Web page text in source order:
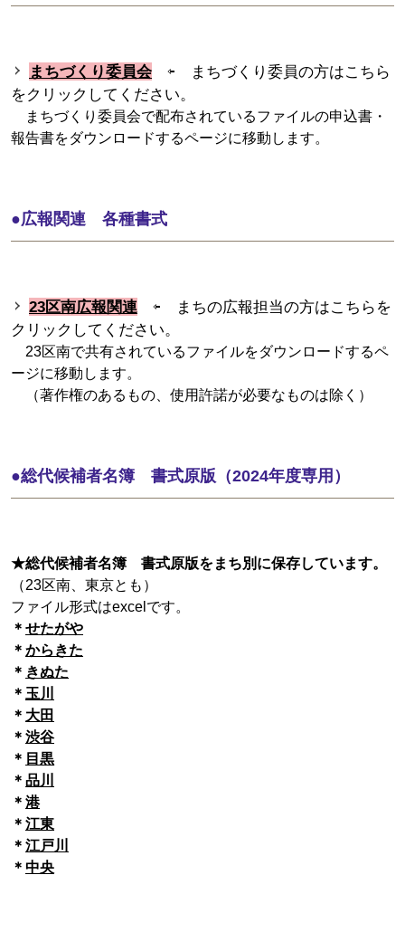
まちづくり委員会 ⇦ まちづくり委員の方はこちら
をクリックしてください。
まちづくり委員会で配布されているファイルの申込書・
報告書をダウンロードするページに移動します。
●広報関連 各種書式
23区南広報関連 ⇦ まちの広報担当の方はこちらを
クリックしてください。
23区南で共有されているファイルをダウンロードするペ
ージに移動します。
（著作権のあるもの、使用許諾が必要なものは除く）
●総代候補者名簿 書式原版（2024年度専用）
★総代候補者名簿 書式原版をまち別に保存しています。
（23区南、東京とも）
ファイル形式はexcelです。
＊ せたがや
＊ からきた
＊ きぬた
＊ 玉川
＊ 大田
＊ 渋谷
＊ 目黒
＊ 品川
＊ 港
＊ 江東
＊ 江戸川
＊ 中央